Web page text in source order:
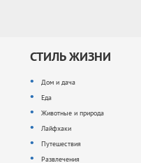
СТИЛЬ ЖИЗНИ
Дом и дача
Еда
Животные и природа
Лайфхаки
Путешествия
Развлечения